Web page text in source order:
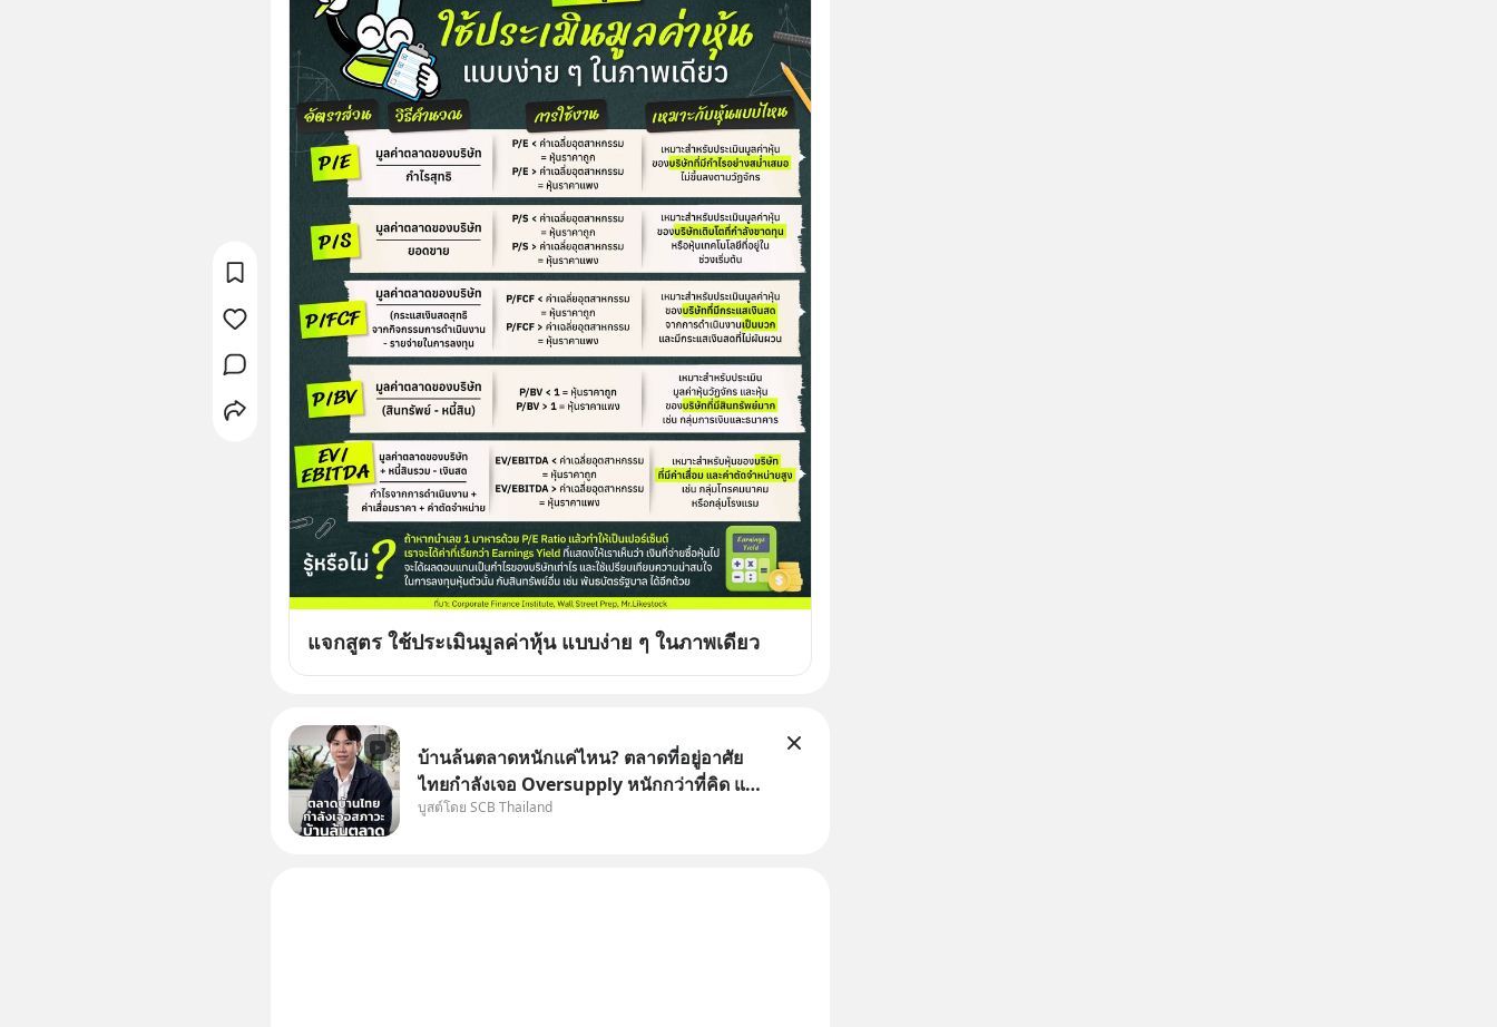
แจกสูตร ใช้ประเมินมูลค่าหุ้น แบบง่าย ๆ ในภาพเดียว
บ้านล้นตลาดหนักแค่ไหน? ตลาดที่อยู่อาศัย
ไทยกำลังเจอ Oversupply หนักกว่าที่คิด และ
ปัญหานี้อาจไม่ได้จบแค่เรื่องเศรษฐกิจ
บูสต์โดย SCB Thailand